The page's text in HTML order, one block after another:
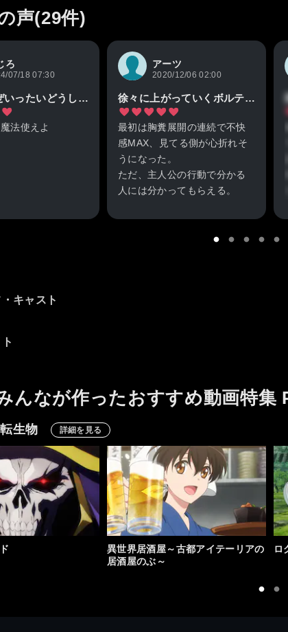
声(29件)
ろ
07/18 07:30
なんでなぜいったいどうしてなんだぜ？
法使えよ
アーツ
2020/12/06 02:00
徐々に上がっていくボルテージとようやくの爽快感
最初は胸糞展開の連続で不快
感MAX、見てる側が心折れそ
うになった。
ただ、主人公の行動で分かる
人には分かってもらえる。
いたので見続けました。
長い長い不快感のトンネルを
キャスト
んなが作ったおすすめ動画特集
生物 詳細を見る
異世界居酒屋～古都アイテーリアの
居酒屋のぶ～
ロ